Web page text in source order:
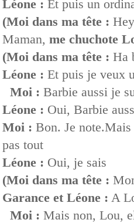
Léone : Et puis un
(Moi dans ma tête :
Maman, me chuchote
(Moi dans ma tête : Ha
Léone : Et puis je veux
Moi : Barbie aussi je
Léone : Oui, Barbie
Moi : Bon. Je
pas tout
Léone : Oui, je sais
(Moi dans ma tête :
Garance et Léone : A
Moi : Mais non, Lou,